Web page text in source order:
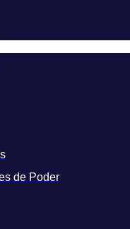
de Poder